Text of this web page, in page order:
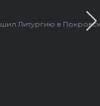
Литургию в Покровском